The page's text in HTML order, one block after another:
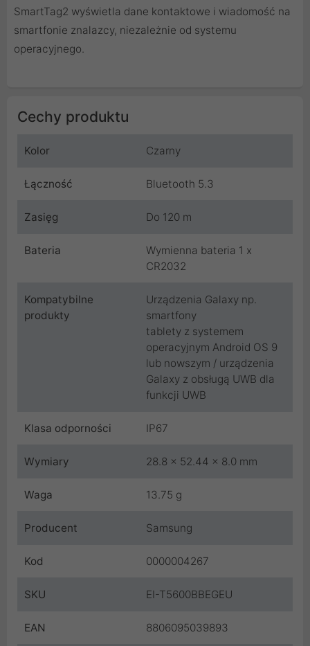
SmartTag2 wyświetla dane kontaktowe i wiadomość na
smartfonie znalazcy, niezależnie od systemu
operacyjnego.
Cechy produktu
Kolor Czarny
Łączność Bluetooth 5.3
Zasięg Do 120 m
Bateria
Wymienna bateria 1 x
CR2032
Kompatybilne
produkty
Urządzenia Galaxy np.
smartfony
tablety z systemem
operacyjnym Android OS 9
lub nowszym / urządzenia
Galaxy z obsługą UWB dla
funkcji UWB
Klasa odporności IP67
Wymiary 28.8 x 52.44 x 8.0 mm
Waga 13.75 g
Producent Samsung
Kod 0000004267
SKU EI-T5600BBEGEU
EAN 8806095039893